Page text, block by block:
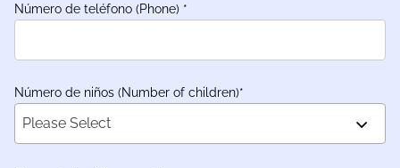
Número de teléfono (Phone) *
Número de niños (Number of children)*
Please Select